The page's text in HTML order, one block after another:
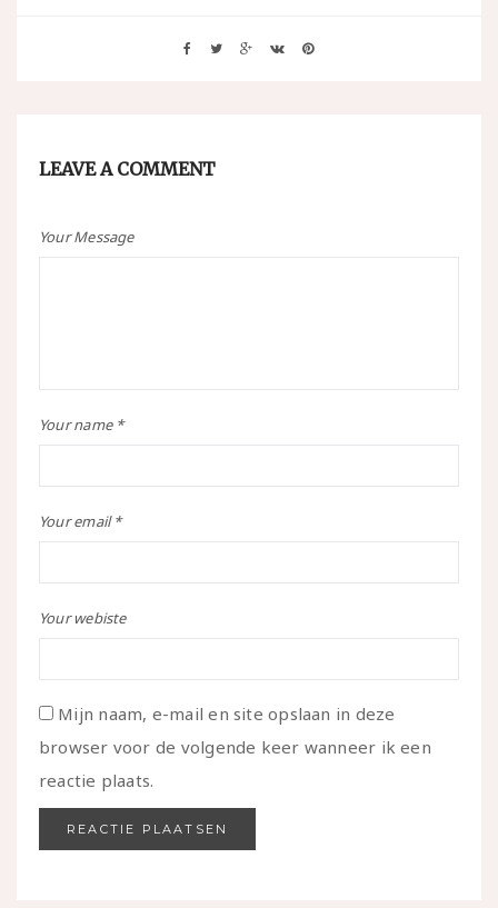
LEAVE A COMMENT
Your Message
Your name *
Your email *
Your webiste
Mijn naam, e-mail en site opslaan in deze
browser voor de volgende keer wanneer ik een
reactie plaats.